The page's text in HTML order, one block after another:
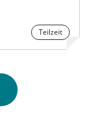
Teilzeit